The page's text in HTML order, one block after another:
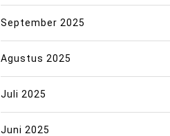
September 2025
Agustus 2025
Juli 2025
Juni 2025